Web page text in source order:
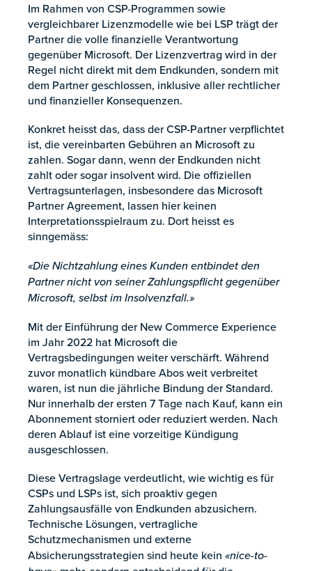
Im Rahmen von CSP-Programmen sowie
vergleichbarer Lizenzmodelle wie bei LSP trägt der
Partner die volle finanzielle Verantwortung
gegenüber Microsoft. Der Lizenzvertrag wird in der
Regel nicht direkt mit dem Endkunden, sondern mit
dem Partner geschlossen, inklusive aller rechtlicher
und finanzieller Konsequenzen.
Konkret heisst das, dass der CSP-Partner verpflichtet
ist, die vereinbarten Gebühren an Microsoft zu
zahlen. Sogar dann, wenn der Endkunden nicht
zahlt oder sogar insolvent wird. Die offiziellen
Vertragsunterlagen, insbesondere das Microsoft
Partner Agreement, lassen hier keinen
Interpretationsspielraum zu. Dort heisst es
sinngemäss:
«Die Nichtzahlung eines Kunden entbindet den
Partner nicht von seiner Zahlungspflicht gegenüber
Microsoft, selbst im Insolvenzfall.»
Mit der Einführung der New Commerce Experience
im Jahr 2022 hat Microsoft die
Vertragsbedingungen weiter verschärft. Während
zuvor monatlich kündbare Abos weit verbreitet
waren, ist nun die jährliche Bindung der Standard.
Nur innerhalb der ersten 7 Tage nach Kauf, kann ein
Abonnement storniert oder reduziert werden. Nach
deren Ablauf ist eine vorzeitige Kündigung
ausgeschlossen.
Diese Vertragslage verdeutlicht, wie wichtig es für
CSPs und LSPs ist, sich proaktiv gegen
Zahlungsausfälle von Endkunden abzusichern.
Technische Lösungen, vertragliche
Schutzmechanismen und externe
Absicherungsstrategien sind heute kein «nice-to-